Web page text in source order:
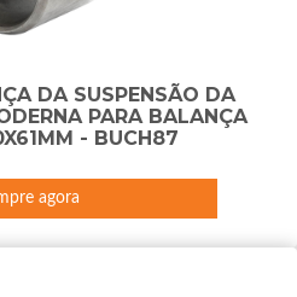
DA SUSPENSÃO DA
PARA BALANÇA
- BUCH87
agora